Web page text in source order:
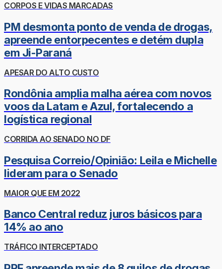
CORPOS E VIDAS MARCADAS
PM desmonta ponto de venda de drogas,
apreende entorpecentes e detém dupla
em Ji-Paraná
APESAR DO ALTO CUSTO
Rondônia amplia malha aérea com novos
voos da Latam e Azul, fortalecendo a
logística regional
CORRIDA AO SENADO NO DF
Pesquisa Correio/Opinião: Leila e Michelle
lideram para o Senado
MAIOR QUE EM 2022
Banco Central reduz juros básicos para
14% ao ano
TRÁFICO INTERCEPTADO